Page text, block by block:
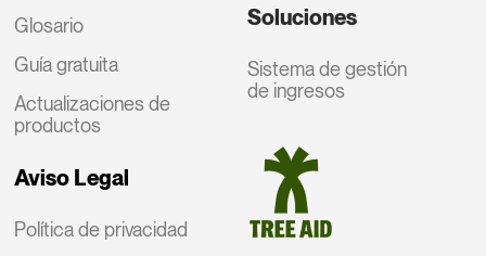
Glosario
Guía gratuita
Actualizaciones de
productos
Aviso Legal
Política de privacidad
Soluciones
Sistema de gestión
de ingresos